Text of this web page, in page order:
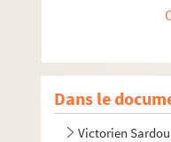
Dans le
Robert de
Constance
Félicien
Victorien